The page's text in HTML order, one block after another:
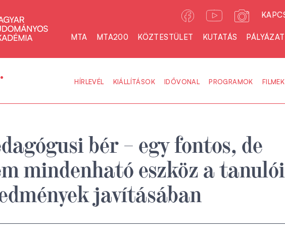
MTA MTA200 KÖZTESTÜLET KUTATÁS
HÍRLEVÉL KIÁLLÍTÁSOK IDŐVONAL PROGRAMOK FILMEK
bér – egy fontos, de
mindenható eszköz a tanulói
javításában